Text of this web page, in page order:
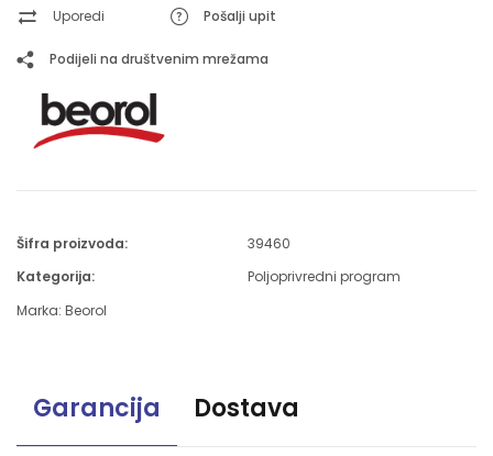
Uporedi Pošalji upit
Podijeli na društvenim mrežama
Šifra proizvoda:
39460
Kategorija:
Poljoprivredni program
Marka: Beorol
Garancija Dostava